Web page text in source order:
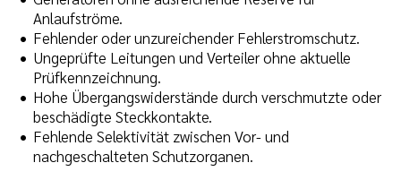
Anlaufströme.
Fehlender oder unzureichender Fehlerstromschutz.
Ungeprüfte Leitungen und Verteiler ohne aktuelle
Prüfkennzeichnung.
Hohe Übergangswiderstände durch verschmutzte oder
beschädigte Steckkontakte.
Fehlende Selektivität zwischen Vor- und
nachgeschalteten Schutzorganen.